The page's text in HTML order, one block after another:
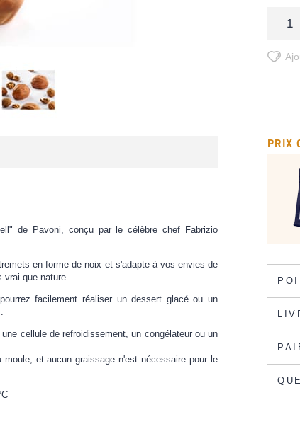
de Pavoni, conçu par le célèbre chef Fabrizio
en forme de noix et s'adapte à vos envies de
que nature.
facilement réaliser un dessert glacé ou un
cellule de refroidissement, un congélateur ou un
et aucun graissage n'est nécessaire pour le
PRIX